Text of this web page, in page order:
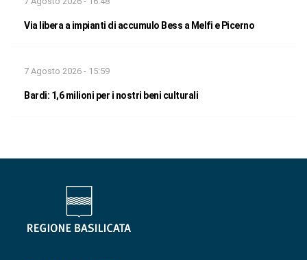
Via libera a impianti di accumulo Bess a Melfi e Picerno
7 Agosto 2026 - 15:59
Bardi: 1,6 milioni per i nostri beni culturali